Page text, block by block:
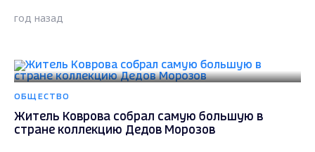
год назад
ОБЩЕСТВО
Житель Коврова собрал самую большую в
стране коллекцию Дедов Морозов